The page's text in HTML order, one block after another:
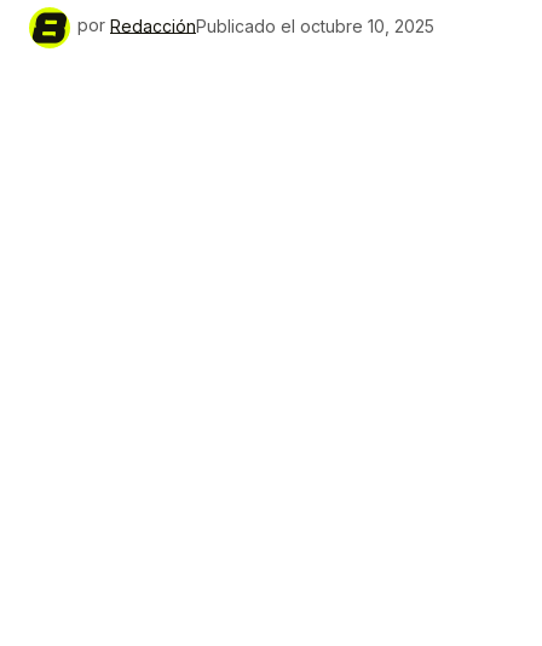
por RedacciónPublicado el octubre 10, 2025